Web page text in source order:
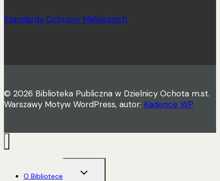
Standardy Ochrony Małoletnich
© 2026 Biblioteka Publiczna w Dzielnicy Ochota m.st.
Warszawy Motyw WordPress, autor: Kadence WP
O Bibliotece
Przełącz